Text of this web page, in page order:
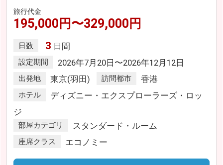
旅行代金
195,000円〜329,000円
日数 3 日間
設定期間 2026年7月20日〜2026年12月12日
出発地 東京(羽田) 訪問都市 香港
ホテル
ディズニー・エクスプローラーズ・ロッ
ジ
部屋カテゴリ スタンダード・ルーム
座席クラス エコノミー